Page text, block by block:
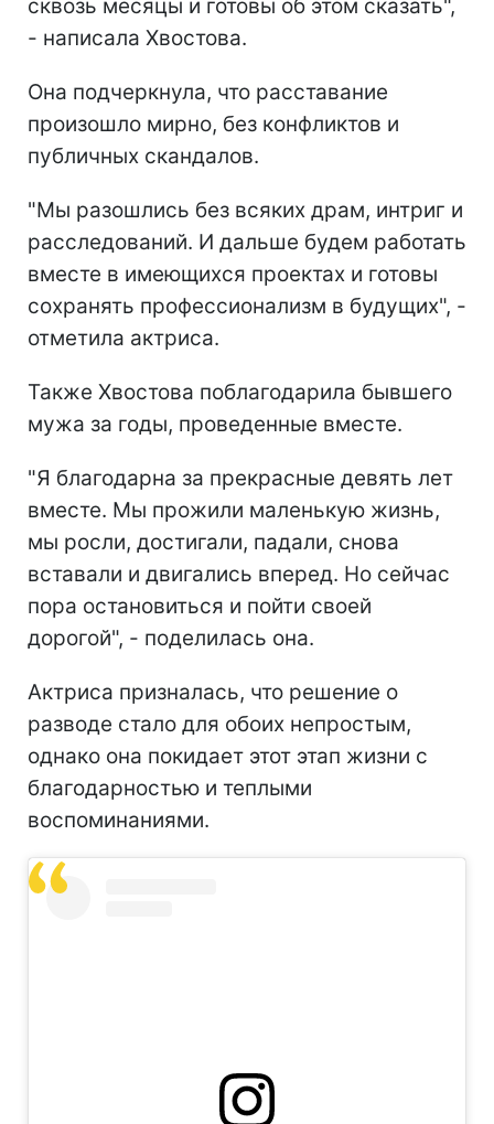
сквозь месяцы и готовы об этом сказать",
- написала Хвостова.
Она подчеркнула, что расставание
произошло мирно, без конфликтов и
публичных скандалов.
"Мы разошлись без всяких драм, интриг и
расследований. И дальше будем работать
вместе в имеющихся проектах и готовы
сохранять профессионализм в будущих", -
отметила актриса.
Также Хвостова поблагодарила бывшего
мужа за годы, проведенные вместе.
"Я благодарна за прекрасные девять лет
вместе. Мы прожили маленькую жизнь,
мы росли, достигали, падали, снова
вставали и двигались вперед. Но сейчас
пора остановиться и пойти своей
дорогой", - поделилась она.
Актриса призналась, что решение о
разводе стало для обоих непростым,
однако она покидает этот этап жизни с
благодарностью и теплыми
воспоминаниями.